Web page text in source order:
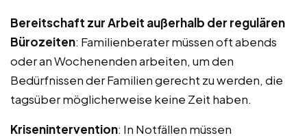
Bereitschaft zur Arbeit außerhalb der regulären
Bürozeiten: Familienberater müssen oft abends
oder an Wochenenden arbeiten, um den
Bedürfnissen der Familien gerecht zu werden, die
tagsüber möglicherweise keine Zeit haben.
Krisenintervention: In Notfällen müssen